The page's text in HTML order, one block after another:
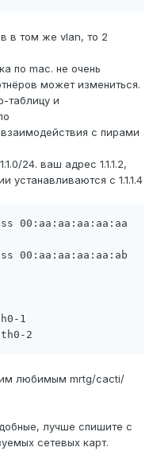
в том же vlan, то 2
по mac. не очень
может измениться.
таблицу и
с пирами
24. ваш адрес 1.1.1.2,
устанавливаются с 1.1.1.4
00:aa:aa:aa:aa:aa
00:aa:aa:aa:aa:ab
1
любимым mrtg/cacti/
лучше спишите с
сетевых карт.